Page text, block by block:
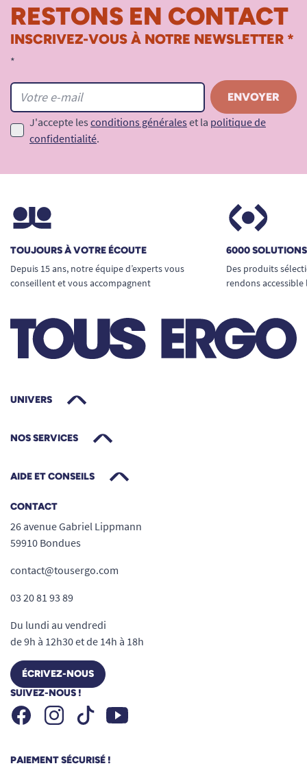
RESTONS EN CONTACT
INSCRIVEZ-VOUS À NOTRE NEWSLETTER *
*
J'accepte les conditions générales et la politique de
confidentialité.
TOUJOURS À VOTRE ÉCOUTE
Depuis 15 ans, notre équipe d’experts vous
conseillent et vous accompagnent
6000
Des produits
rendons
UNIVERS
NOS SERVICES
AIDE ET CONSEILS
CONTACT
26 avenue Gabriel Lippmann
59910 Bondues
contact@tousergo.com
03 20 81 93 89
Du lundi au vendredi
de 9h à 12h30 et de 14h à 18h
ÉCRIVEZ-NOUS
SUIVEZ-NOUS !
FacebookInstagramTiktok Youtube
PAIEMENT SÉCURISÉ !